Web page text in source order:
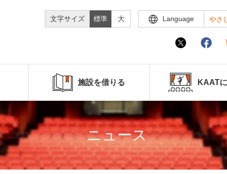
文字サイズ 標準 大 Language やさ
施設を借りる KAAT
ニュース